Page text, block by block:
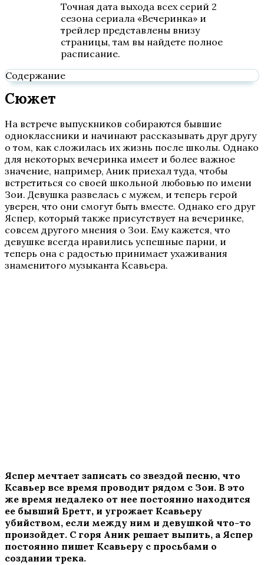
Точная дата выхода всех серий 2
сезона сериала «Вечеринка» и
трейлер представлены внизу
страницы, там вы найдете полное
расписание.
Содержание
Сюжет
На встрече выпускников собираются бывшие
одноклассники и начинают рассказывать друг другу
о том, как сложилась их жизнь после школы. Однако
для некоторых вечеринка имеет и более важное
значение, например, Аник приехал туда, чтобы
встретиться со своей школьной любовью по имени
Зои. Девушка развелась с мужем, и теперь герой
уверен, что они смогут быть вместе. Однако его друг
Яспер, который также присутствует на вечеринке,
совсем другого мнения о Зои. Ему кажется, что
девушке всегда нравились успешные парни, и
теперь она с радостью принимает ухаживания
знаменитого музыканта Ксавьера.
Яспер мечтает записать со звездой песню, что
Ксавьер все время проводит рядом с Зои. В это
же время недалеко от нее постоянно находится
ее бывший Бретт, и угрожает Ксавьеру
убийством, если между ним и девушкой что-то
произойдет. С горя Аник решает выпить, а Яспер
постоянно пишет Ксавьеру с просьбами о
создании трека.